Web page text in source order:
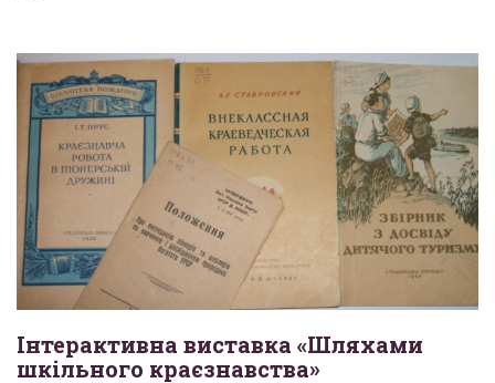
Інтерактивна виставка «Шляхами
шкільного краєзнавства»